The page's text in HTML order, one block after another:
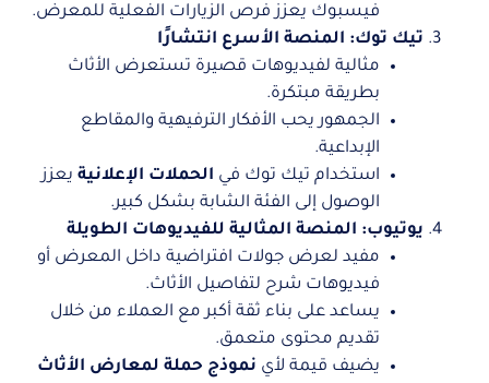
فيسبوك يعزز فرص الزيارات الفعلية للمعرض.
تيك توك: المنصة الأسرع انتشارًا
مثالية لفيديوهات قصيرة تستعرض الأثاث
بطريقة مبتكرة.
الجمهور يحب الأفكار الترفيهية والمقاطع
الإبداعية.
استخدام تيك توك في الحملات الإعلانية يعزز
الوصول إلى الفئة الشابة بشكل كبير.
يوتيوب: المنصة المثالية للفيديوهات الطويلة
مفيد لعرض جولات افتراضية داخل المعرض أو
فيديوهات شرح لتفاصيل الأثاث.
يساعد على بناء ثقة أكبر مع العملاء من خلال
تقديم محتوى متعمق.
يضيف قيمة لأي نموذج حملة لمعارض الأثاث